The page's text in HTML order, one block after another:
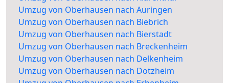
Umzug von Oberhausen nach Auringen
Umzug von Oberhausen nach Biebrich
Umzug von Oberhausen nach Bierstadt
Umzug von Oberhausen nach Breckenheim
Umzug von Oberhausen nach Delkenheim
Umzug von Oberhausen nach Dotzheim